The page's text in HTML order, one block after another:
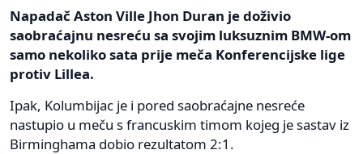
Napadač Aston Ville Jhon Duran je doživio
saobraćajnu nesreću sa svojim luksuznim BMW-om
samo nekoliko sata prije meča Konferencijske lige
protiv Lillea.
Ipak, Kolumbijac je i pored saobraćajne nesreće
nastupio u meču s francuskim timom kojeg je sastav iz
Birminghama dobio rezultatom 2:1.